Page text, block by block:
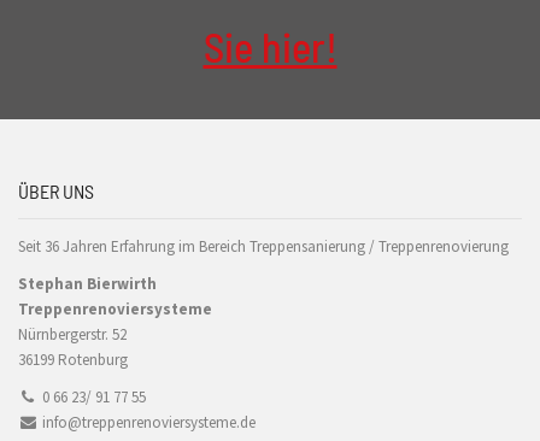
Sie hier!
ÜBER UNS
Seit 36 Jahren Erfahrung im Bereich Treppensanierung / Treppenrenovierung
Stephan Bierwirth
Treppenrenoviersysteme
Nürnbergerstr. 52
36199 Rotenburg
0 66 23/ 91 77 55
info@treppenrenoviersysteme.de